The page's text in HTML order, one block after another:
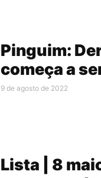
Pinguim:
começa a
9 de agosto de 2022
Lista | 8